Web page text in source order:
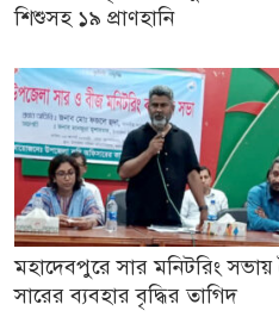
শিশুসহ ১৯ প্রাণহানি
মহাদেবপুরে সার মনিটরিং
সারের ব্যবহার বৃদ্ধির তাগিদ